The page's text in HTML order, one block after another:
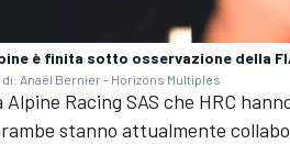
è finita sotto osservazione della
di: Anaël Bernier - Horizons Multiples
Alpine Racing SAS che HRC
stanno attualmente